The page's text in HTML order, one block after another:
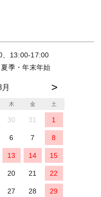
、13:00-17:00
季・年末年始
木 金 土
30 31 1
6 7 8
13 14 15
20 21 22
27 28 29